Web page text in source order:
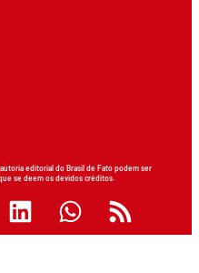
editorial do Brasil de Fato podem ser
se deem os devidos créditos.